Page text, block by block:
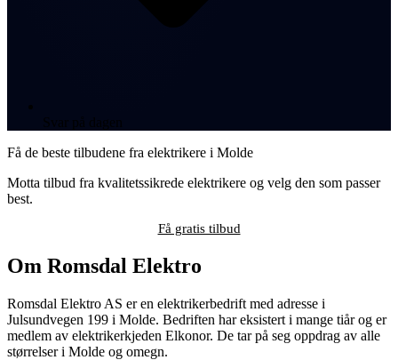
Få de beste tilbudene fra elektrikere i Molde
Motta tilbud fra kvalitetssikrede elektrikere og velg den som passer
best.
Få gratis tilbud
Om Romsdal Elektro
Romsdal Elektro AS er en elektrikerbedrift med adresse i
Julsundvegen 199 i Molde. Bedriften har eksistert i mange tiår og er
medlem av elektrikerkjeden Elkonor. De tar på seg oppdrag av alle
størrelser i Molde og omegn.